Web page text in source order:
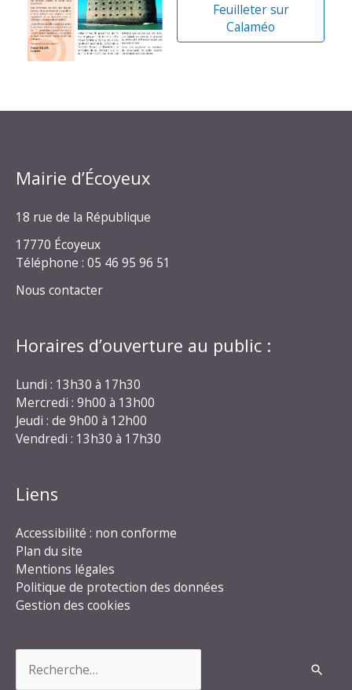
Feuilleter sur
Calaméo
Mairie d’Écoyeux
18 rue de la République
17770 Écoyeux
Téléphone : 05 46 95 96 51
Nous contacter
Horaires d’ouverture au public :
Lundi : 13h30 à 17h30
Mercredi : 9h00 à 13h00
Jeudi : de 9h00 à 12h00
Vendredi : 13h30 à 17h30
Liens
Accessibilité : non conforme
Plan du site
Mentions légales
Politique de protection des données
Gestion des cookies